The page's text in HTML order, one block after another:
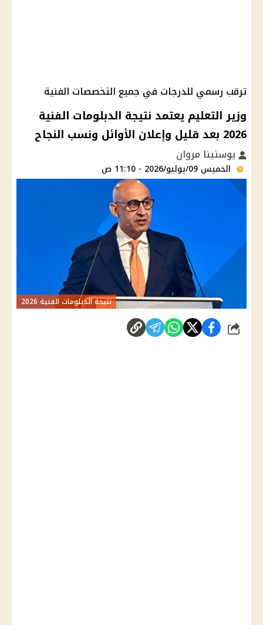
ترقب رسمي للدرجات في جميع التخصصات الفنية
وزير التعليم يعتمد نتيجة الدبلومات الفنية
2026 بعد قليل وإعلان الأوائل ونسب النجاح
يوستينا مروان
الخميس 09/يوليو/2026 - 11:10 ص
نتيجة الدبلومات الفنية 2026
شارك